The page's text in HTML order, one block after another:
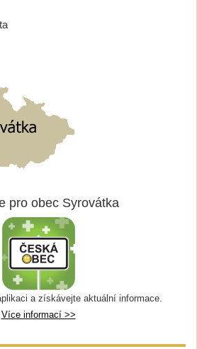
pro obec Syrovátka
a získávejte aktuální informace.
Více informací >>